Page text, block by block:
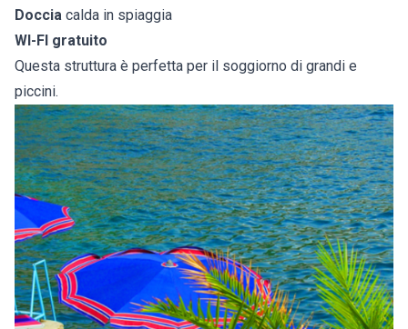
Doccia calda in spiaggia
WI-FI gratuito
Questa struttura è perfetta per il soggiorno di grandi e
piccini.